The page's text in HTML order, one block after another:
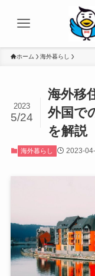
ホーム 海外暮らし
海外移
外国で
を解説
2023
5/24
海外暮らし 2023-